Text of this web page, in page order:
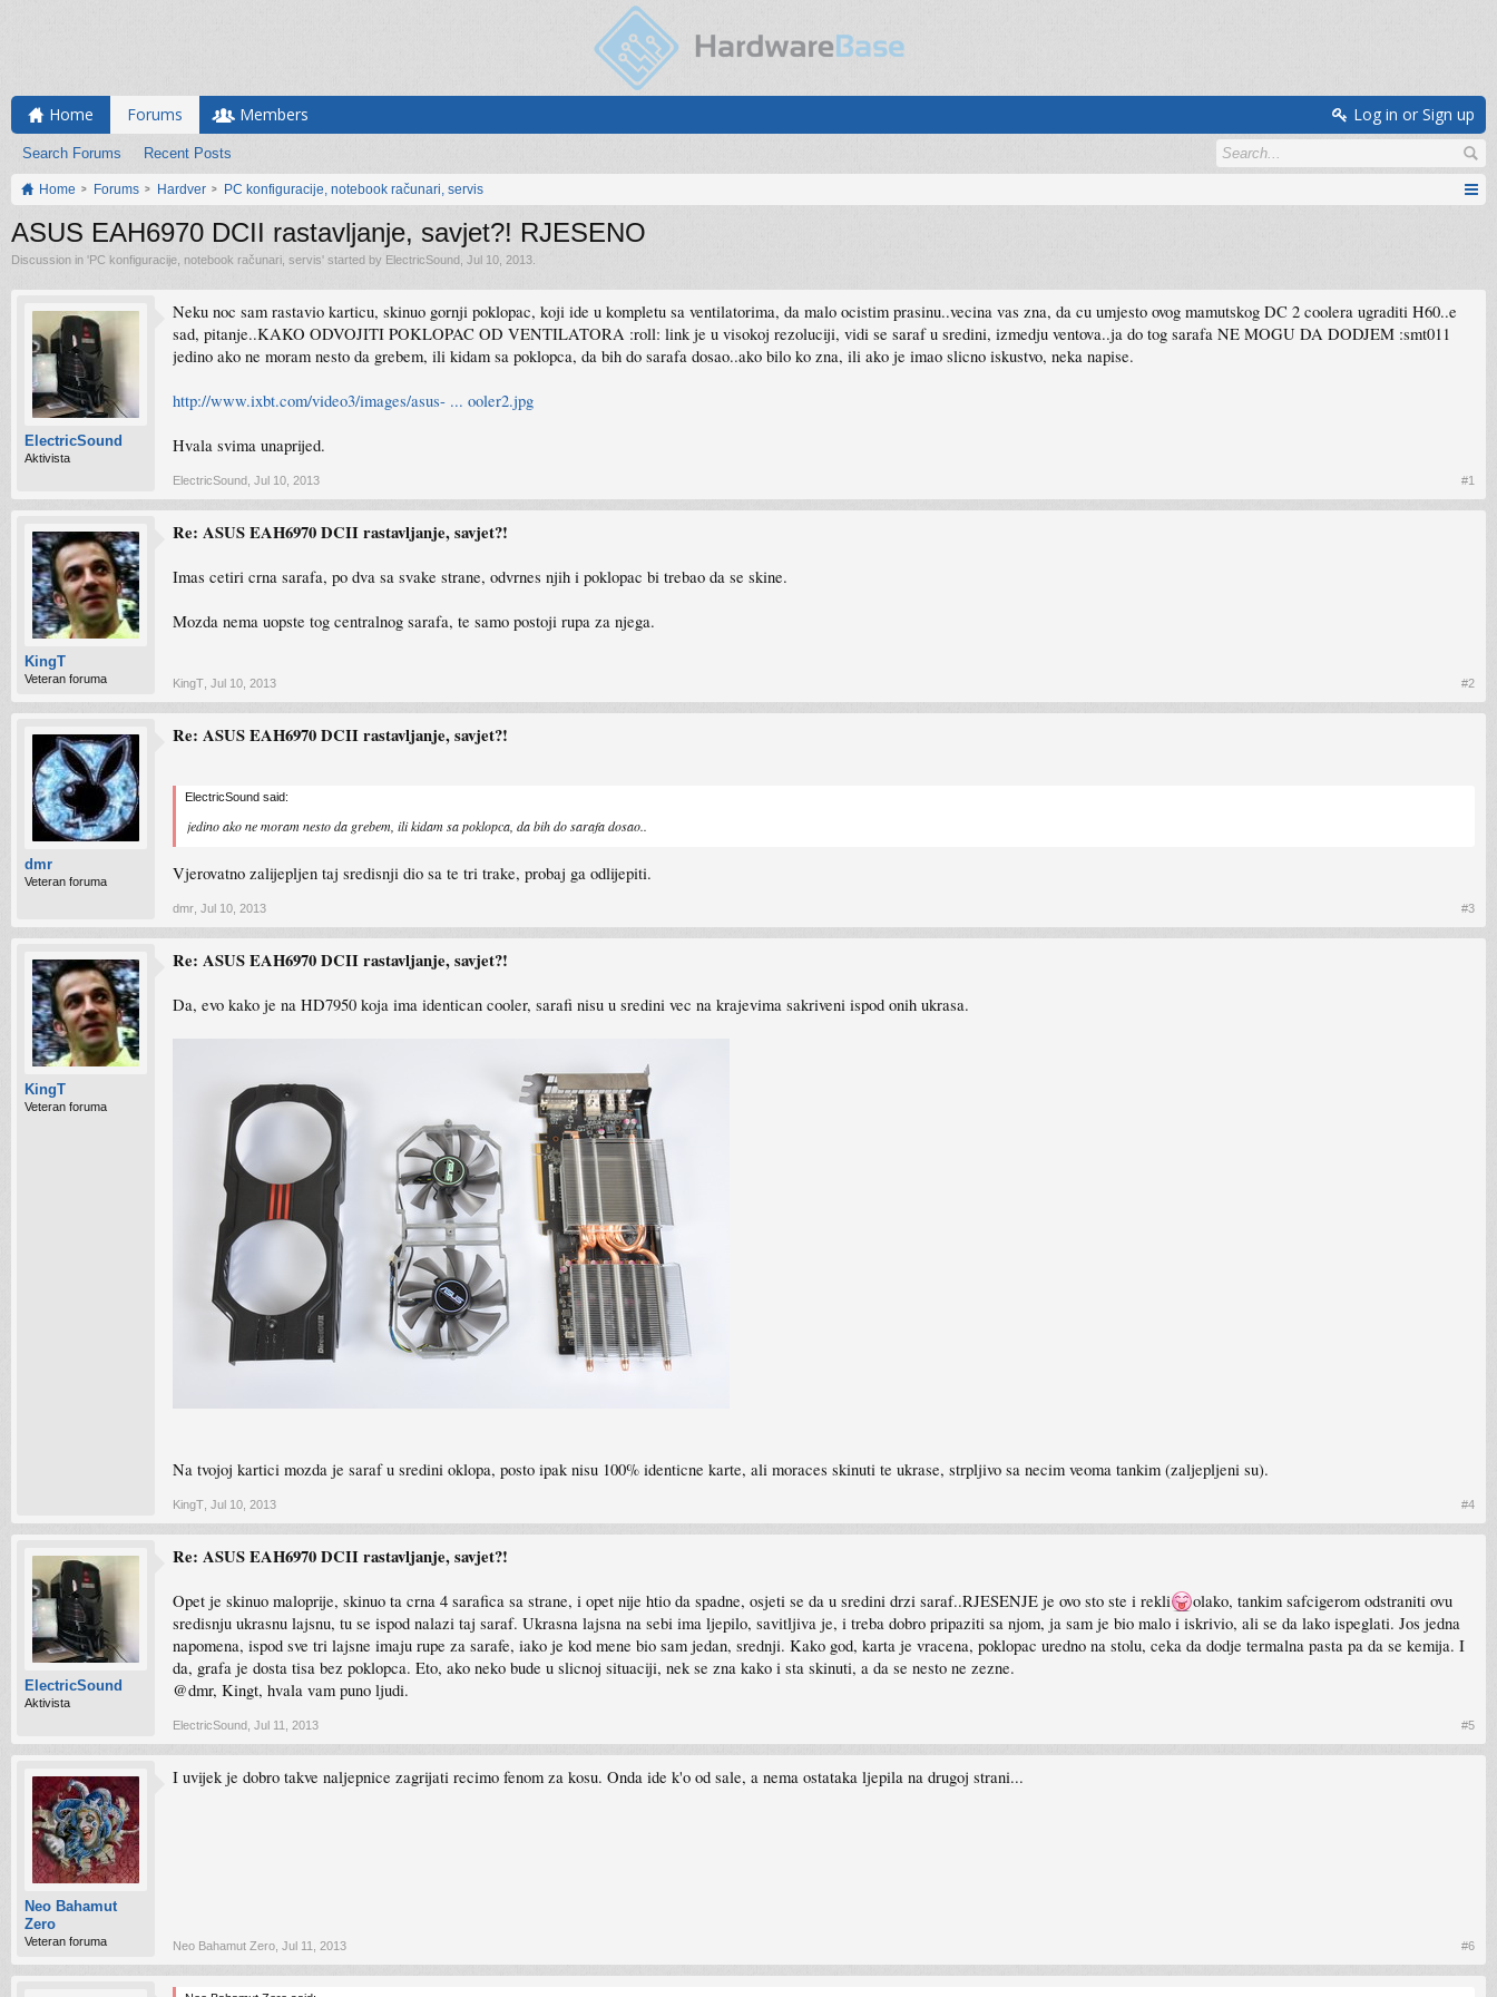
Home Forums
Search Forums Recent Posts
Members Log in or Sign up
Home Forums Hardver PC konfiguracije, notebook računari, servis
ASUS EAH6970 DCII rastavljanje, savjet?! RJESENO
Discussion in 'PC konfiguracije, notebook računari, servis' started by ElectricSound Jul 10, 2013
ElectricSound
Aktivista
Neku noc sam rastavio karticu, skinuo gornji poklopac, koji ide u kompletu sa ventilatorima, da malo ocistim prasinu..vecina vas zna, da cu umjesto ovog mamutskog DC 2 coolera ugraditi H60..e
sad, pitanje..KAKO ODVOJITI POKLOPAC OD VENTILATORA :roll: link je u visokoj rezoluciji, vidi se saraf u sredini, izmedju ventova..ja do tog sarafa NE MOGU DA DODJEM :smt011
jedino ako ne moram nesto da grebem, ili kidam sa poklopca, da bih do sarafa dosao..ako bilo ko zna, ili ako je imao slicno iskustvo, neka napise.
http://www.ixbt.com/video3/images/asus- ... ooler2.jpg
Hvala svima unaprijed.
ElectricSound Jul 10, 2013 #1
KingT
Veteran foruma
Re: ASUS EAH6970 DCII rastavljanje, savjet?!
Imas cetiri crna sarafa, po dva sa svake strane, odvrnes njih i poklopac bi trebao da se skine.
Mozda nema uopste tog centralnog sarafa, te samo postoji rupa za njega.
KingT Jul 10, 2013 #2
dmr
Veteran foruma
Re: ASUS EAH6970 DCII rastavljanje, savjet?!
ElectricSound said:
jedino ako ne moram nesto da grebem, ili kidam sa poklopca, da bih do sarafa dosao..
Vjerovatno zalijepljen taj sredisnji dio sa te tri trake, probaj ga odlijepiti.
dmr Jul 10, 2013 #3
KingT
Veteran foruma
Re: ASUS EAH6970 DCII rastavljanje, savjet?!
Da, evo kako je na HD7950 koja ima identican cooler, sarafi nisu u sredini vec na krajevima sakriveni ispod onih ukrasa.
Na tvojoj kartici mozda je saraf u sredini oklopa, posto ipak nisu 100% identicne karte, ali moraces skinuti te ukrase, strpljivo sa necim veoma tankim (zaljepljeni su).
KingT Jul 10, 2013 #4
ElectricSound
Aktivista
Re: ASUS EAH6970 DCII rastavljanje, savjet?!
Opet je skinuo maloprije, skinuo ta crna 4 sarafica sa strane, i opet nije htio da spadne, osjeti se da u sredini drzi saraf..RJESENJE je ovo sto ste i rekli
olako, tankim safcigerom odstraniti ovu
sredisnju ukrasnu lajsnu, tu se ispod nalazi taj saraf. Ukrasna lajsna na sebi ima ljepilo, savitljiva je, i treba dobro pripaziti sa njom, ja sam je bio malo i iskrivio, ali se da lako ispeglati. Jos jedna
napomena, ispod sve tri lajsne imaju rupe za sarafe, iako je kod mene bio sam jedan, srednji. Kako god, karta je vracena, poklopac uredno na stolu, ceka da dodje termalna pasta pa da se kemija. I
da, grafa je dosta tisa bez poklopca. Eto, ako neko bude u slicnoj situaciji, nek se zna kako i sta skinuti, a da se nesto ne zezne.
@dmr, Kingt, hvala vam puno ljudi.
ElectricSound Jul 11, 2013 #5
Neo Bahamut
Zero
Veteran foruma
I uvijek je dobro takve naljepnice zagrijati recimo fenom za kosu. Onda ide k'o od sale, a nema ostataka ljepila na drugoj strani...
Neo Bahamut Zero Jul 11, 2013 #6